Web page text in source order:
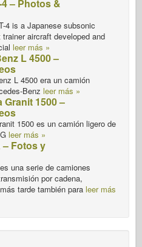
– Photos &
4 is a Japanese subsonic
aircraft developed and
leer más »
L 4500 –
L 4500 era un camión
Benz leer más »
Granit 1500 –
1500 es un camión ligero de
leer más »
Fotos y
una serie de camiones
por cadena,
tarde también para leer más